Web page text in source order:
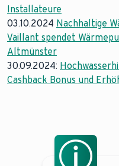
Installateure
03.10.2024 Nachhaltige
Vaillant spendet
Altmünster
30.09.2024:
Cashback Bonus und